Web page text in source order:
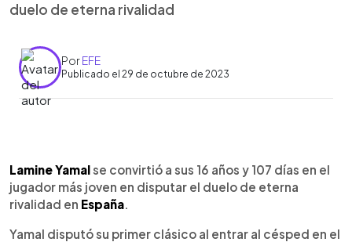
duelo de eterna rivalidad
PorEFE
Publicado el 29 de octubre de 2023
► Escuchar artículo
Lamine Yamalse convirtió a sus 16 años y 107 días en el
jugador más joven en disputar el duelo de eterna
rivalidad en España
Yamal disputó su primer clásico al entrar al césped en el